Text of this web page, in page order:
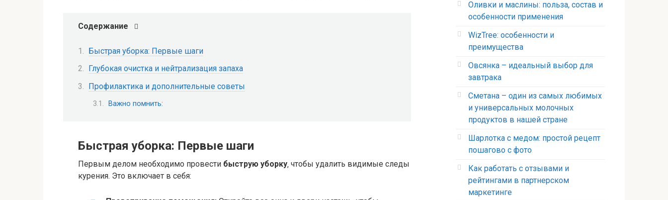
Содержание
Быстрая уборка: Первые шаги
Глубокая очистка и нейтрализация запаха
Профилактика и дополнительные советы
Важно помнить:
Быстрая уборка: Первые шаги
Первым делом необходимо провести быструю уборку‚ чтобы удалить видимые следы
курения. Это включает в себя:
Оливки и маслины: польза, состав и
особенности применения
WizTree: особенности и
преимущества
Овсянка – идеальный выбор для
завтрака
Сметана – один из самых любимых
и универсальных молочных
продуктов в нашей стране
Шарлотка с медом: простой рецепт
пошагово с фото
Как работать с отзывами и
рейтингами в партнерском
маркетинге